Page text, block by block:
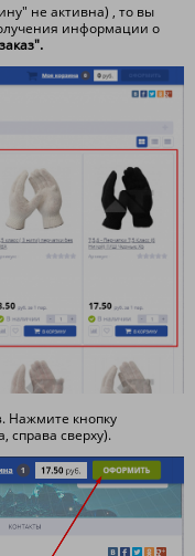
не активна) , то вы
информации о
Нажмите кнопку
справа сверху).